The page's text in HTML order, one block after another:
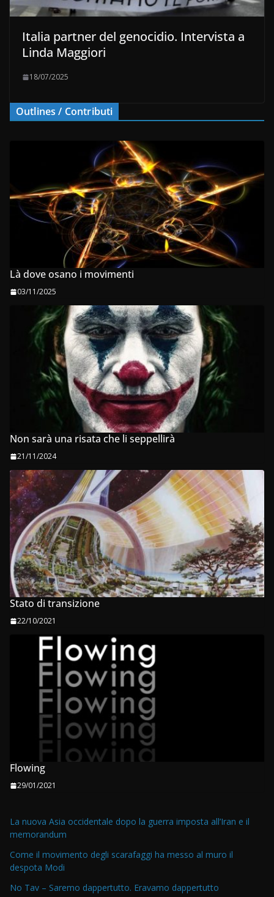
Italia partner del genocidio. Intervista a
Linda Maggiori
18/07/2025
Outlines / Contributi
Là dove osano i movimenti
03/11/2025
Non sarà una risata che li seppellirà
21/11/2024
Stato di transizione
22/10/2021
Flowing
29/01/2021
La nuova Asia occidentale dopo la guerra imposta all’Iran e il
memorandum
Come il movimento degli scarafaggi ha messo al muro il
despota Modi
No Tav – Saremo dappertutto. Eravamo dappertutto